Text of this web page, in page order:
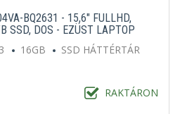
BQ2631 - 15,6" FULLHD,
SSD, DOS - EZÜST LAPTOP
16GB
SSD HÁTTÉRTÁR
RAKTÁRON